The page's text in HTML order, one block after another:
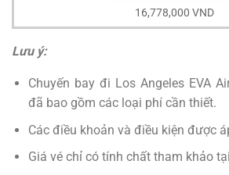
16,778,000 VND
Lưu ý:
Chuyến bay đi Los Angeles EVA
đã bao gồm các loại phí cần thiết.
Các điều khoản và điều kiện được
Giá vé chỉ có tính chất tham khảo